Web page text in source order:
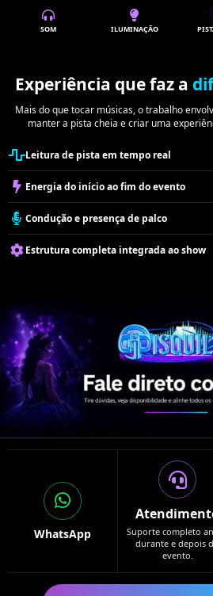
SOM ILUMINAÇÃO
Experiência que faz a
Mais do que tocar músicas, o trabalho
manter a pista cheia e criar uma
Leitura de pista em tempo real
Energia do início ao fim do evento
Condução e presença de palco
Estrutura completa integrada ao show
WhatsApp
Suporte completo
durante e depois
evento.